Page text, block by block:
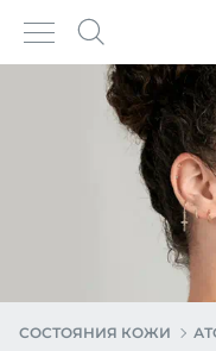
СОСТОЯНИЯ КОЖИ